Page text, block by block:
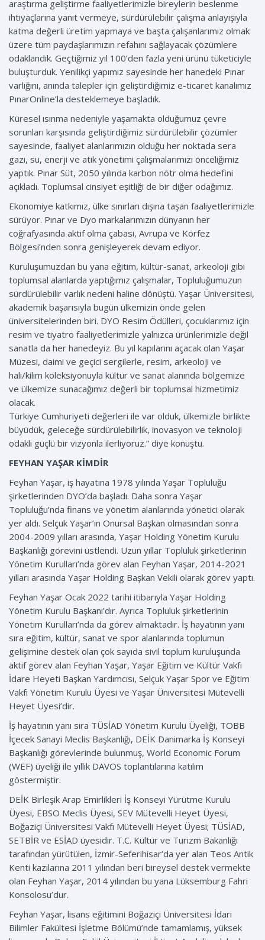
araştırma geliştirme faaliyetlerimizle bireylerin beslenme
ihtiyaçlarına yanıt vermeye, sürdürülebilir çalışma anlayışıyla
katma değerli üretim yapmaya ve başta çalışanlarımız olmak
üzere tüm paydaşlarımızın refahını sağlayacak çözümlere
odaklandık. Geçtiğimiz yıl 100’den fazla yeni ürünü tüketiciyle
buluşturduk. Yenilikçi yapımız sayesinde her hanedeki Pınar
varlığını, anında talepler için geliştirdiğimiz e-ticaret kanalımız
PınarOnline’la desteklemeye başladık.
Küresel ısınma nedeniyle yaşamakta olduğumuz çevre
sorunları karşısında geliştirdiğimiz sürdürülebilir çözümler
sayesinde, faaliyet alanlarımızın olduğu her noktada sera
gazı, su, enerji ve atık yönetimi çalışmalarımızı önceliğimiz
yaptık. Pınar Süt, 2050 yılında karbon nötr olma hedefini
açıkladı. Toplumsal cinsiyet eşitliği de bir diğer odağımız.
Ekonomiye katkımız, ülke sınırları dışına taşan faaliyetlerimizle
sürüyor. Pınar ve Dyo markalarımızın dünyanın her
coğrafyasında aktif olma çabası, Avrupa ve Körfez
Bölgesi’nden sonra genişleyerek devam ediyor.
Kuruluşumuzdan bu yana eğitim, kültür-sanat, arkeoloji gibi
toplumsal alanlarda yaptığımız çalışmalar, Topluluğumuzun
sürdürülebilir varlık nedeni haline dönüştü. Yaşar Üniversitesi,
akademik başarısıyla bugün ülkemizin önde gelen
üniversitelerinden biri. DYO Resim Ödülleri, çocuklarımız için
resim ve tiyatro faaliyetlerimizle yalnızca ürünlerimizle değil
sanatla da her hanedeyiz. Bu yıl kapılarını açacak olan Yaşar
Müzesi, daimi ve geçici sergilerle, resim, arkeoloji ve
halı/kilim koleksiyonuyla kültür ve sanat alanında bölgemize
ve ülkemize sunacağımız değerli bir toplumsal hizmetimiz
olacak.
Türkiye Cumhuriyeti değerleri ile var olduk, ülkemizle birlikte
büyüdük, geleceğe sürdürülebilirlik, inovasyon ve teknoloji
odaklı güçlü bir vizyonla ilerliyoruz.” diye konuştu.
FEYHAN YAŞAR KİMDİR
Feyhan Yaşar, iş hayatına 1978 yılında Yaşar Topluluğu
şirketlerinden DYO’da başladı. Daha sonra Yaşar
Topluluğu’nda finans ve yönetim alanlarında yönetici olarak
yer aldı. Selçuk Yaşar’ın Onursal Başkan olmasından sonra
2004-2009 yılları arasında, Yaşar Holding Yönetim Kurulu
Başkanlığı görevini üstlendi. Uzun yıllar Topluluk şirketlerinin
Yönetim Kurulları’nda görev alan Feyhan Yaşar, 2014-2021
yılları arasında Yaşar Holding Başkan Vekili olarak görev yaptı.
Feyhan Yaşar Ocak 2022 tarihi itibarıyla Yaşar Holding
Yönetim Kurulu Başkanı’dır. Ayrıca Topluluk şirketlerinin
Yönetim Kurulları’nda da görev almaktadır. İş hayatının yanı
sıra eğitim, kültür, sanat ve spor alanlarında toplumun
gelişimine destek olan çok sayıda sivil toplum kuruluşunda
aktif görev alan Feyhan Yaşar, Yaşar Eğitim ve Kültür Vakfı
İdare Heyeti Başkan Yardımcısı, Selçuk Yaşar Spor ve Eğitim
Vakfı Yönetim Kurulu Üyesi ve Yaşar Üniversitesi Mütevelli
Heyet Üyesi’dir.
İş hayatının yanı sıra TÜSİAD Yönetim Kurulu Üyeliği, TOBB
İçecek Sanayi Meclis Başkanlığı, DEİK Danimarka İş Konseyi
Başkanlığı görevlerinde bulunmuş, World Economic Forum
(WEF) üyeliği ile yıllık DAVOS toplantılarına katılım
göstermiştir.
DEİK Birleşik Arap Emirlikleri İş Konseyi Yürütme Kurulu
Üyesi, EBSO Meclis Üyesi, SEV Mütevelli Heyet Üyesi,
Boğaziçi Üniversitesi Vakfı Mütevelli Heyet Üyesi; TÜSİAD,
SETBİR ve ESİAD üyesidir. T.C. Kültür ve Turizm Bakanlığı
tarafından yürütülen, İzmir-Seferihisar’da yer alan Teos Antik
Kenti kazılarına 2011 yılından beri bireysel destek vermekte
olan Feyhan Yaşar, 2014 yılından bu yana Lüksemburg Fahri
Konsolosu’dur.
Feyhan Yaşar, lisans eğitimini Boğaziçi Üniversitesi İdari
Bilimler Fakültesi İşletme Bölümü’nde tamamlamış, yüksek